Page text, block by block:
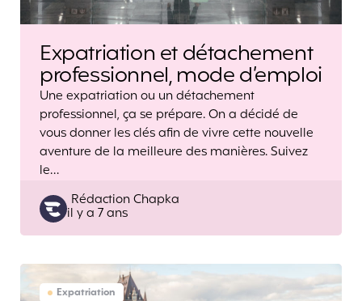
Expatriation et détachement
professionnel, mode d’emploi
Une expatriation ou un détachement
professionnel, ça se prépare. On a décidé de
vous donner les clés afin de vivre cette nouvelle
aventure de la meilleure des manières. Suivez
le…
Posted
by
Rédaction Chapka
il y a 7 ans
Expatriation